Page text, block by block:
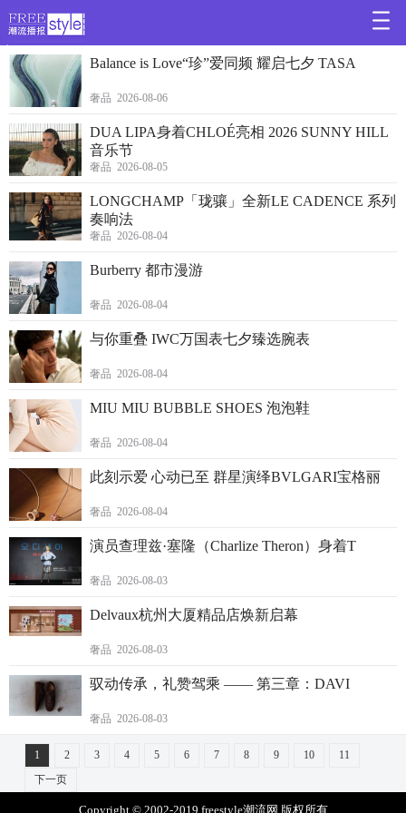
>
Balance is Love“珍”爱同频 耀启七夕 TASA
奢品 2026-08-06
DUA LIPA身着CHLOÉ亮相 2026 SUNNY HILL
音乐节
奢品 2026-08-05
LONGCHAMP「珑骧」全新LE CADENCE 系列
奏响法
奢品 2026-08-04
Burberry 都市漫游
奢品 2026-08-04
与你重叠 IWC万国表七夕臻选腕表
奢品 2026-08-04
MIU MIU BUBBLE SHOES 泡泡鞋
奢品 2026-08-04
此刻示爱 心动已至 群星演绎BVLGARI宝格丽
奢品 2026-08-04
演员查理兹·塞隆（Charlize Theron）身着T
奢品 2026-08-03
Delvaux杭州大厦精品店焕新启幕
奢品 2026-08-03
驭动传承，礼赞驾乘 —— 第三章：DAVI
奢品 2026-08-03
1 2 3 4 5 6 7 8 9 10
11
下一页
Copyright © 2002-2019 freestyle潮流网 版权所有